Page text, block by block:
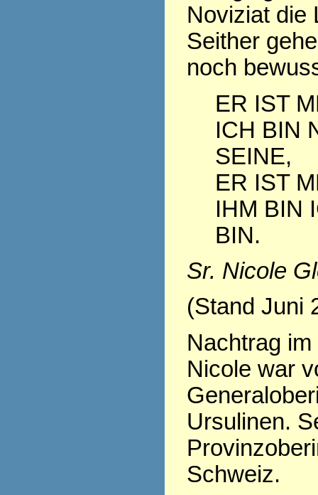
Noviziat die
Seither
noch
ER IST
ICH BIN
SEINE,
ER IST
IHM BIN
BIN.
Sr. Nicole
(Stand Juni
Nachtrag
Nicole war
Ursulinen.
Schweiz.